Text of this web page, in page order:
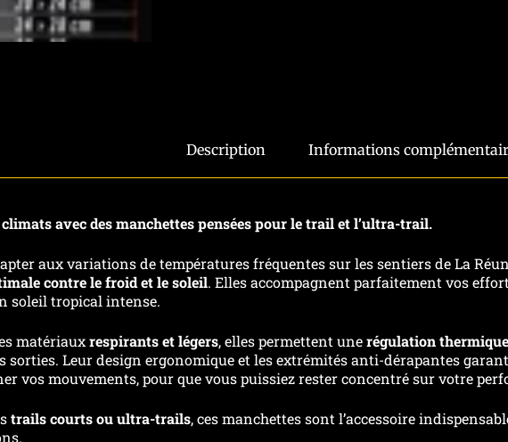
Description Informations
avec des manchettes pensées pour le trail et l’ultra-trail.
aux variations de températures fréquentes sur les sentiers de La
contre le froid et le soleil. Elles accompagnent parfaitement vos
soleil tropical intense.
matériauxrespirants et légers, elles permettent unerégulation
sorties. Leur design ergonomique et les extrémités anti-dérapantes
vos mouvements, pour que vous puissiez rester concentré sur votre
trails courts ou ultra-trails, ces manchettes sont l’accessoire